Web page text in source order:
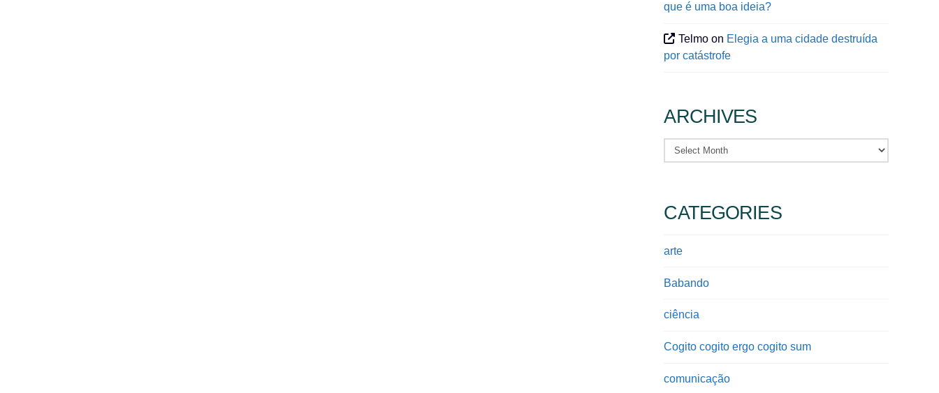
que é uma boa ideia?
Telmo on Elegia a uma cidade destruída
por catástrofe
ARCHIVES
Archives
CATEGORIES
arte
Babando
ciência
Cogito cogito ergo cogito sum
comunicação